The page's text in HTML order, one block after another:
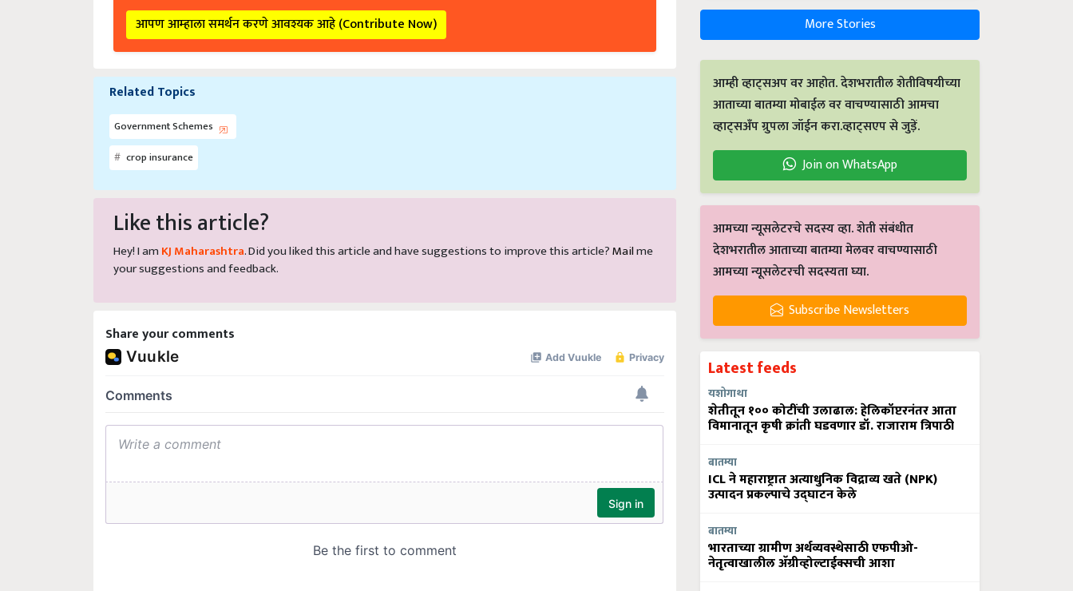
आपण आम्हाला समर्थन करणे आवश्यक आहे (Contribute Now)
Related Topics
Government Schemes
crop insurance
Like this article?
Hey! I am KJ Maharashtra. Did you liked this article and have suggestions to improve this article?Mailme
your suggestions and feedback.
Share your comments
More Stories
आम्ही व्हाट्सअप वर आहोत. देशभरातील शेतीविषयीच्या
आताच्या बातम्या मोबाईल वर वाचण्यासाठी आमचा
व्हाट्सअँप ग्रुपला जॉईन करा.व्हाट्सएप से जुड़ें.
Join on WhatsApp
आमच्या न्यूसलेटरचे सदस्य व्हा. शेती संबंधीत
देशभरातील आताच्या बातम्या मेलवर वाचण्यासाठी
आमच्या न्यूसलेटरची सदस्यता घ्या.
Subscribe Newsletters
Latest feeds
यशोगाथा
शेतीतून १०० कोटींची उलाढाल: हेलिकॉप्टरनंतर आता
विमानातून कृषी क्रांती घडवणार डॉ. राजाराम त्रिपाठी
बातम्या
ICL ने महाराष्ट्रात अत्याधुनिक विद्राव्य खते (NPK)
उत्पादन प्रकल्पाचे उद्घाटन केले
बातम्या
भारताच्या ग्रामीण अर्थव्यवस्थेसाठी एफपीओ-
नेतृत्वाखालील अ‍ॅग्रीव्होल्टाईक्सची आशा